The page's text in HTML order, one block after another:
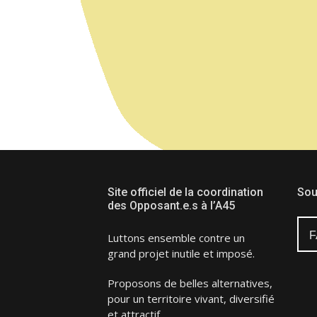
Site officiel de la coordination
des Opposant.e.s à l’A45
Luttons ensemble contre un
grand projet inutile et imposé.
Proposons de belles alternatives,
pour un territoire vivant, diversifié
et attractif.